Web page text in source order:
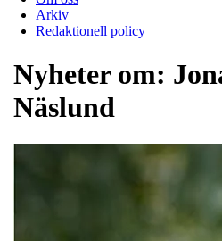
Arkiv
Redaktionell policy
Nyheter om:
Näslund